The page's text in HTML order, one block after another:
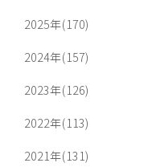
2025年(170)
2024年(157)
2023年(126)
2022年(113)
2021年(131)